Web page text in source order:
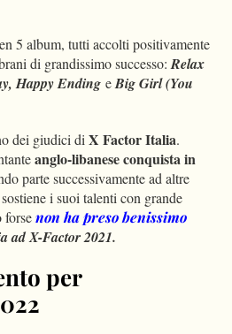
5 album, tutti accolti positivamente
di grandissimo successo:Relax
Happy Ending eBig Girl (You
dei giudici diX Factor Italia.
anglo-libanese conquista in
parte successivamente ad altre
i suoi talenti con grande
forsenon ha preso benissimo
ad X-Factor 2021.
per